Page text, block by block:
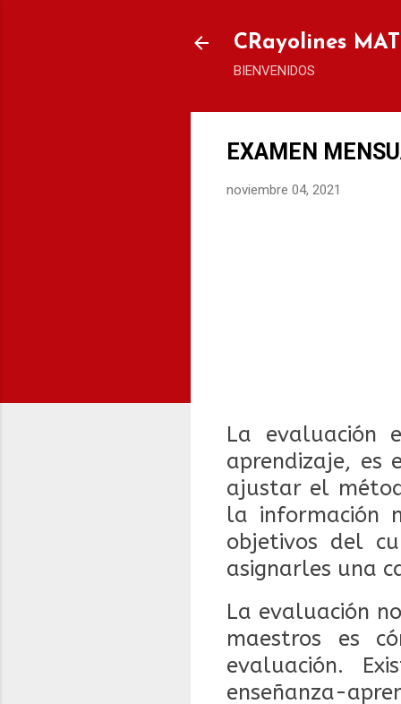
CRayolines
BIENVENIDOS
EXAMEN
noviembre 04, 2021
La evaluación
aprendizaje, es
ajustar el
la información
objetivos del
asignarles una
La evaluación
maestros es
evaluación.
enseñanza-